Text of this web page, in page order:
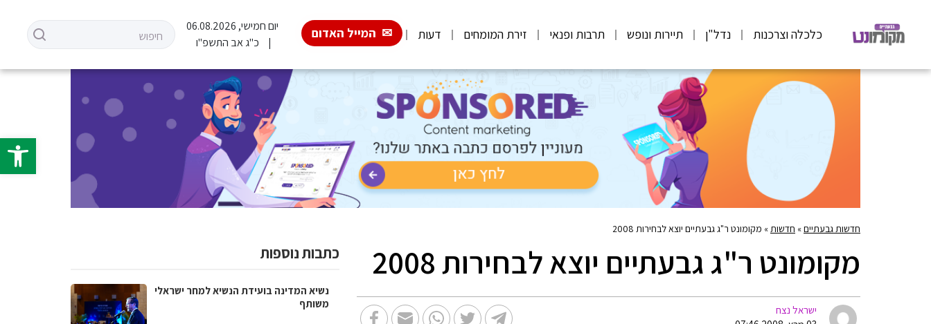
פתח
כלכלה וצרכנות נדל"ן תיירות ונופש תרבות ופנאי זירת המומחים דעות המייל האדום
יום חמישי, 06.08.2026
כ"ג אב התשפ"ו
חדשות גבעתיים» חדשות » מקומונט ר"ג גבעתיים יוצא לבחירות 2008
מקומונט ר"ג גבעתיים יוצא לבחירות 2008
ישראל נצח
כתבות נוספות
נשיא המדינה בועידת הנשיא למחר ישראלי
משותף